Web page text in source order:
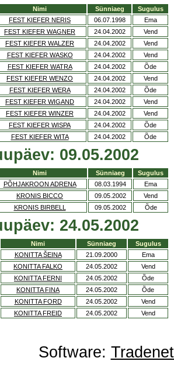
Nimi Sünniaeg
Sugulus
FEST KIEFER NERIS 06.07.1998
Ema
FEST KIEFER WAGNER 24.04.2002
Vend
FEST KIEFER WALZER 24.04.2002
Vend
FEST KIEFER WASKO 24.04.2002
Vend
FEST KIEFER WATRA 24.04.2002
Õde
FEST KIEFER WENZO 24.04.2002
Vend
FEST KIEFER WERA 24.04.2002
Õde
FEST KIEFER WIGAND 24.04.2002
Vend
FEST KIEFER WINZER 24.04.2002
Vend
FEST KIEFER WISPA 24.04.2002
Õde
FEST KIEFER WITA 24.04.2002 Õde
09.05.2002
Nimi Sünniaeg
Sugulus
PÕHJAKROON ADRENA 08.03.1994
Ema
KRONIS BICCO 09.05.2002
Vend
KRONIS BIRBELL 09.05.2002 Õde
24.05.2002
Nimi Sünniaeg
Sugulus
KONITTA ŠEINA 21.09.2000
Ema
KONITTA FALKO 24.05.2002
Vend
KONITTA FERNI 24.05.2002
Õde
KONITTA FINA 24.05.2002
Õde
KONITTA FORD 24.05.2002
Vend
KONITTA FREID 24.05.2002 Vend
Software: